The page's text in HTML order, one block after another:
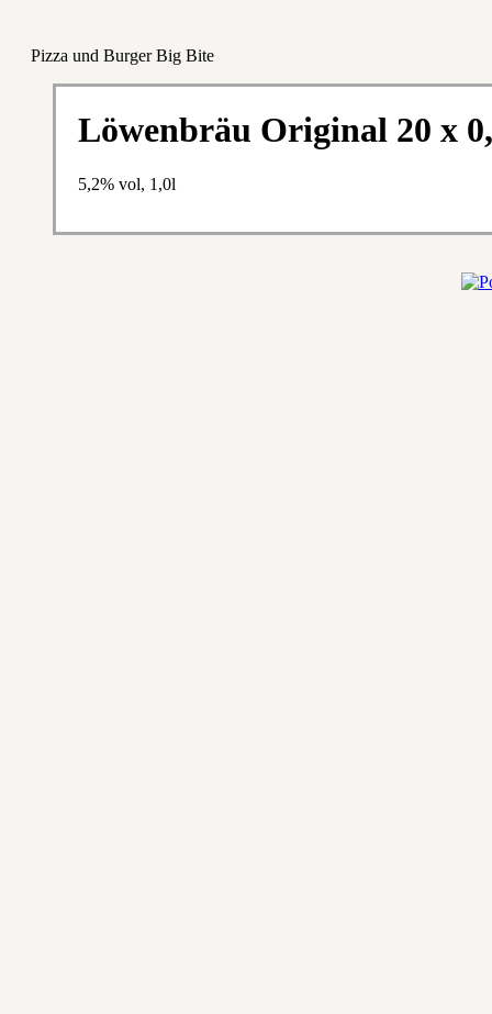
Pizza und Burger Big Bite
Löwenbräu Original 20 x
5,2% vol, 1,0l